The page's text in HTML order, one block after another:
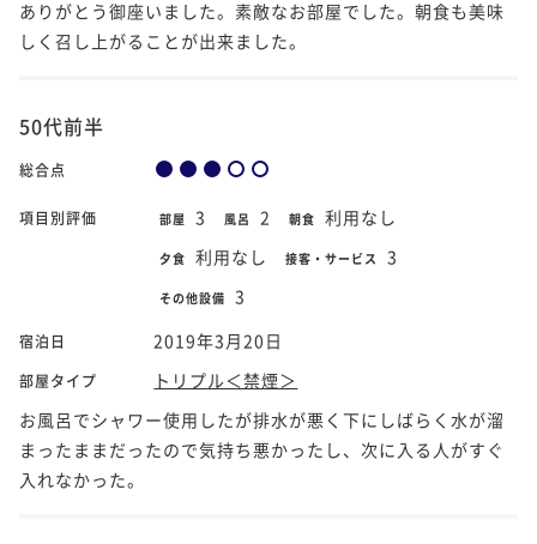
ありがとう御座いました。素敵なお部屋でした。朝食も美味
しく召し上がることが出来ました。
50代前半
総合点
項目別評価 部屋 3 風呂 2 朝食 利用なし
夕食 利用なし 接客・サービス 3
その他設備 3
宿泊日 2019年3月20日
部屋タイプ
トリプル＜禁煙＞
お風呂でシャワー使用したが排水が悪く下にしばらく水が溜
まったままだったので気持ち悪かったし、次に入る人がすぐ
入れなかった。